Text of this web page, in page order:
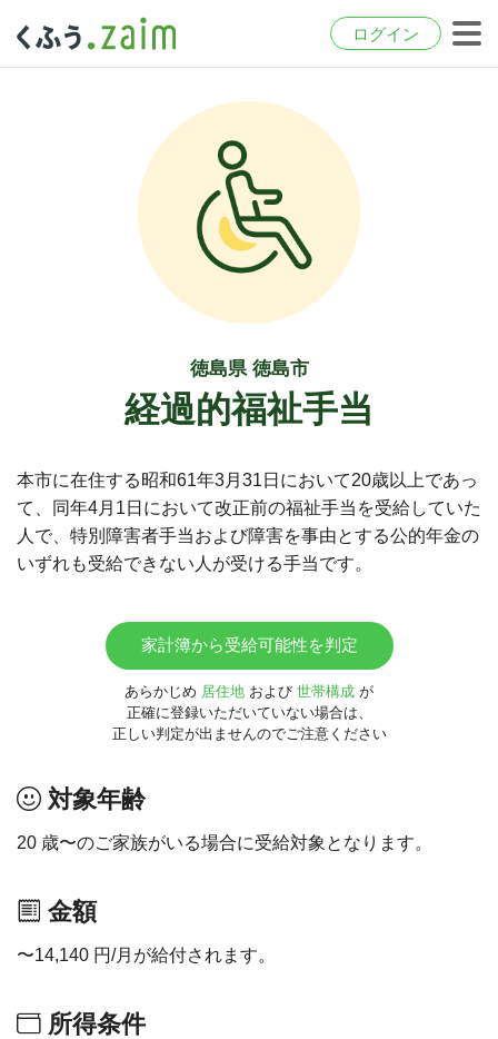
ログイン
徳島県 徳島市
経過的福祉手当
本市に在住する昭和61年3月31日において20歳以上であっ
て、同年4月1日において改正前の福祉手当を受給していた
人で、特別障害者手当および障害を事由とする公的年金の
いずれも受給できない人が受ける手当です。
家計簿から受給可能性を判定
あらかじめ 居住地 および 世帯構成 が
正確に登録いただいていない場合は、
正しい判定が出ませんのでご注意ください
対象年齢
20 歳〜のご家族がいる場合に受給対象となります。
金額
〜14,140 円/月が給付されます。
所得条件